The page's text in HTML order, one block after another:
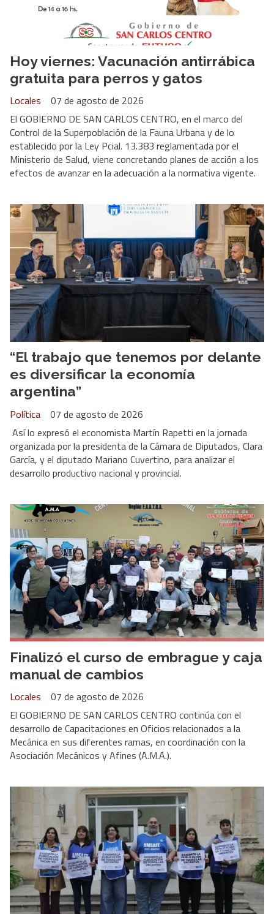
Hoy viernes: Vacunación antirrábica
gratuita para perros y gatos
Locales
07 de agosto de 2026
El GOBIERNO DE SAN CARLOS CENTRO, en el marco del
Control de la Superpoblación de la Fauna Urbana y de lo
establecido por la Ley Pcial. 13.383 reglamentada por el
Ministerio de Salud, viene concretando planes de acción a los
efectos de avanzar en la adecuación a la normativa vigente.
“El trabajo que tenemos por delante
es diversificar la economía
argentina”
Política
07 de agosto de 2026
Así lo expresó el economista Martín Rapetti en la jornada
organizada por la presidenta de la Cámara de Diputados, Clara
García, y el diputado Mariano Cuvertino, para analizar el
desarrollo productivo nacional y provincial.
Finalizó el curso de embrague y caja
manual de cambios
Locales
07 de agosto de 2026
El GOBIERNO DE SAN CARLOS CENTRO continúa con el
desarrollo de Capacitaciones en Oficios relacionados a la
Mecánica en sus diferentes ramas, en coordinación con la
Asociación Mecánicos y Afines (A.M.A.).